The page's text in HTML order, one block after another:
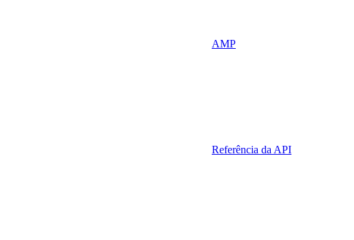
AMP
Referência da API